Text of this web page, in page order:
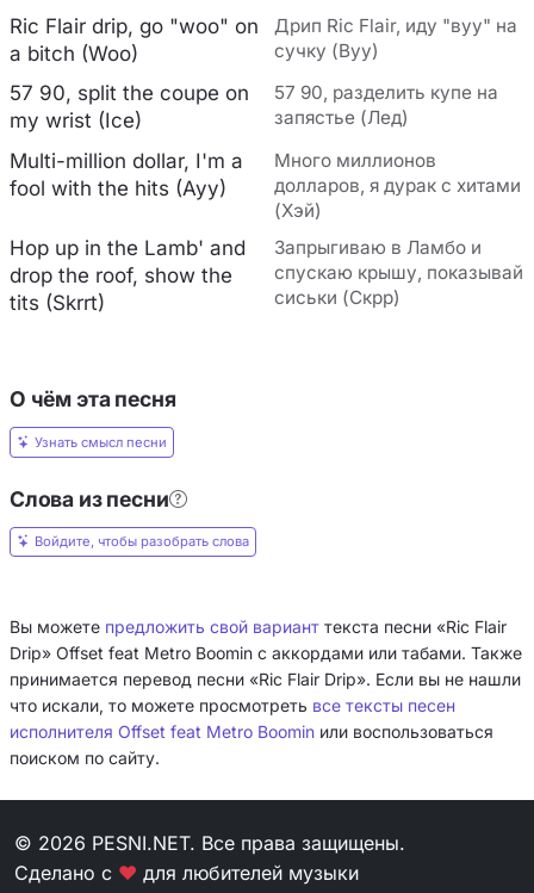
Ric Flair drip, go "woo" on
a bitch (Woo)
Дрип Ric Flair, иду "вуу" на
сучку (Вуу)
57 90, split the coupe on
my wrist (Ice)
57 90, разделить купе на
запястье (Лед)
Multi-million dollar, I'm a
fool with the hits (Ayy)
Много миллионов
долларов, я дурак с хитами
(Хэй)
Hop up in the Lamb' and
drop the roof, show the
tits (Skrrt)
Запрыгиваю в Ламбо и
спускаю крышу, показывай
сиськи (Скрр)
О чём эта песня
Узнать смысл песни
Слова из песни
Войдите, чтобы разобрать слова
Вы можете предложить свой вариант текста песни «Ric Flair
Drip» Offset feat Metro Boomin с аккордами или табами. Также
принимается перевод песни «Ric Flair Drip». Если вы не нашли
что искали, то можете просмотреть все тексты песен
исполнителя Offset feat Metro Boomin или воспользоваться
поиском по сайту.
© 2026 PESNI.NET. Все права защищены.
Сделано с ❤ для любителей музыки